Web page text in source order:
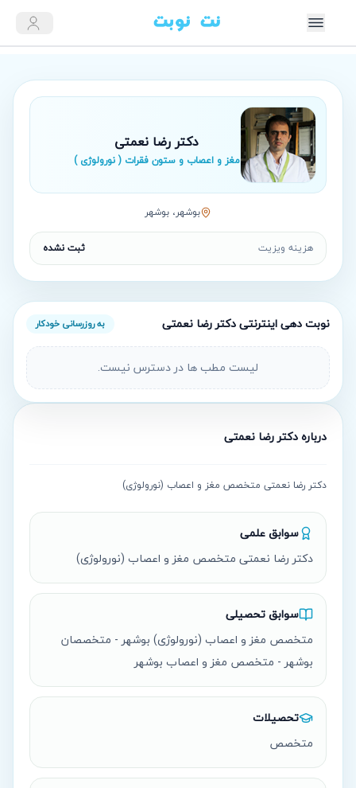
دکتر رضا نعمتی
مغز و اعصاب و ستون فقرات ( نورولوژی )
بوشهر، بوشهر
هزینه ویزیت ثبت نشده
نوبت‌ دهی اینترنتیدکتر رضا نعمتی به روزرسانی خودکار
لیست مطب ها در دسترس نیست.
دربارهدکتر رضا نعمتی
دکتر رضا نعمتی متخصص مغز و اعصاب (نورولوژی)
سوابق علمی
دکتر رضا نعمتی متخصص مغز و اعصاب (نورولوژی)
سوابق تحصیلی
متخصص مغز و اعصاب (نورولوژی) بوشهر - متخصصان
بوشهر - متخصص مغز و اعصاب بوشهر
تحصیلات
متخصص